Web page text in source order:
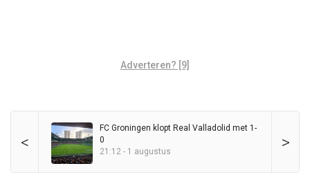
Adverteren? [9]
< >
FC Groningen klopt Real Valladolid met 1-
0
21:12 - 1 augustus